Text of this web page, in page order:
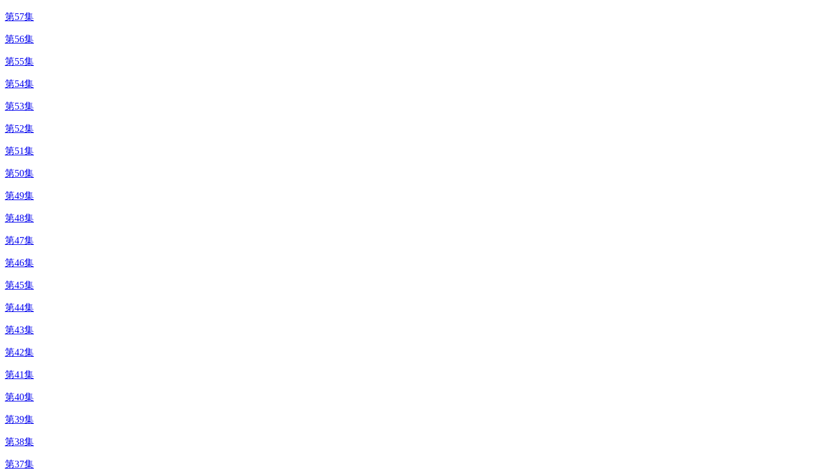
第57集
第56集
第55集
第54集
第53集
第52集
第51集
第50集
第49集
第48集
第47集
第46集
第45集
第44集
第43集
第42集
第41集
第40集
第39集
第38集
第37集